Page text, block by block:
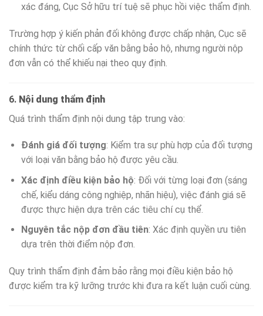
xác đáng, Cục Sở hữu trí tuệ sẽ phục hồi việc thẩm định.
Trường hợp ý kiến phản đối không được chấp nhận, Cục sẽ
chính thức từ chối cấp văn bằng bảo hộ, nhưng người nộp
đơn vẫn có thể khiếu nại theo quy định.
6. Nội dung thẩm định
Quá trình thẩm định nội dung tập trung vào:
Đánh giá đối tượng: Kiểm tra sự phù hợp của đối tượng
với loại văn bằng bảo hộ được yêu cầu.
Xác định điều kiện bảo hộ: Đối với từng loại đơn (sáng
chế, kiểu dáng công nghiệp, nhãn hiệu), việc đánh giá sẽ
được thực hiện dựa trên các tiêu chí cụ thể.
Nguyên tắc nộp đơn đầu tiên: Xác định quyền ưu tiên
dựa trên thời điểm nộp đơn.
Quy trình thẩm định đảm bảo rằng mọi điều kiện bảo hộ
được kiểm tra kỹ lưỡng trước khi đưa ra kết luận cuối cùng.